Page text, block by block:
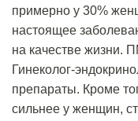
примерно у 30%
настоящее
на качестве жизни.
Гинеколог-
препараты. Кроме
сильнее у женщин,